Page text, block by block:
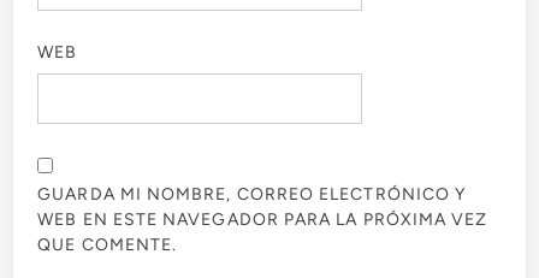
WEB
GUARDA MI NOMBRE, CORREO ELECTRÓNICO Y
WEB EN ESTE NAVEGADOR PARA LA PRÓXIMA VEZ
QUE COMENTE.